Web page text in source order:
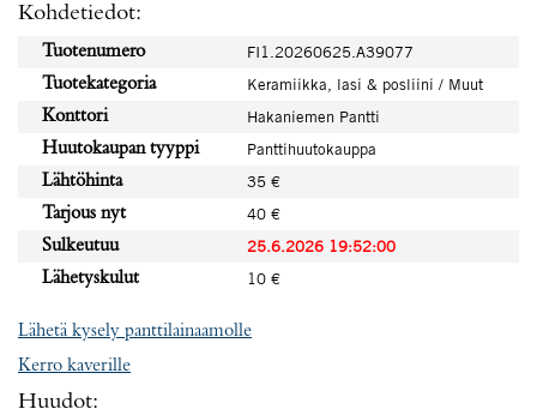
Kohdetiedot:
Tuotenumero
FI1.20260625.A39077
Tuotekategoria
Keramiikka, lasi & posliini / Muut
Konttori
Hakaniemen Pantti
Huutokaupan tyyppi
Panttihuutokauppa
Lähtöhinta
35 €
Tarjous nyt
40 €
Sulkeutuu
25.6.2026 19:52:00
Lähetyskulut
10 €
Lähetä kysely panttilainaamolle
Kerro kaverille
Huudot: